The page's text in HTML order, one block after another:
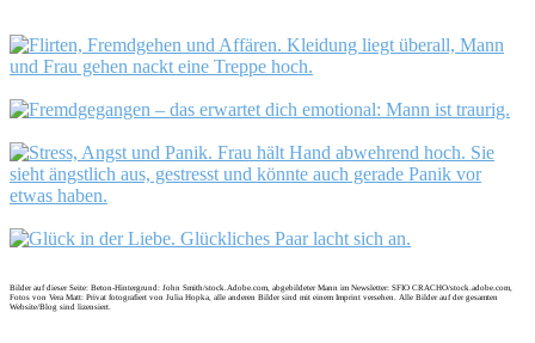
Bilder auf dieser Seite: Beton-Hintergrund: John Smith/stock.Adobe.com, abgebildeter Mann im Newsletter: SFIO CRACHO/stock.adobe.com,
Fotos von Vera Matt: Privat fotografiert von Julia Hopka, alle anderen Bilder sind mit einem Imprint versehen. Alle Bilder auf der gesamten
Website/Blog sind lizensiert.